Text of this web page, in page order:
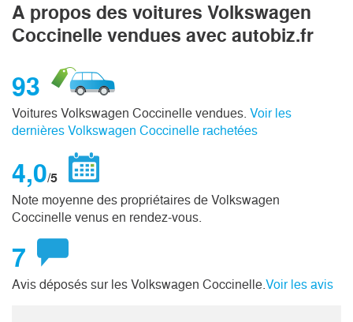
A propos des voitures Volkswagen
Coccinelle vendues avec autobiz.fr
93
Voitures Volkswagen Coccinelle vendues. Voir les
dernières Volkswagen Coccinelle rachetées
4,0/5
Note moyenne des propriétaires de Volkswagen
Coccinelle venus en rendez-vous.
7
Avis déposés sur les Volkswagen Coccinelle. Voir les avis